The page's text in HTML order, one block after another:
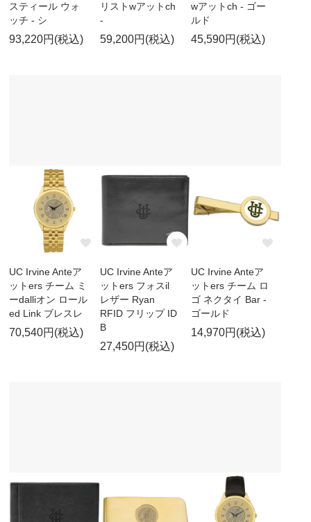
スティール ウォ
ッチ - シ
93,220円(税込)
リストwアットch
-
59,200円(税込)
wアットch - ゴー
ルド
45,590円(税込)
UC Irvine Anteア
ットers チーム ミ
ーdalliオン ロール
ed Link ブレスレ
70,540円(税込)
UC Irvine Anteア
ットers フォスil
レザー Ryan
RFID フリップ ID
B
27,450円(税込)
UC Irvine Anteア
ットers チーム ロ
ゴ ネクタイ Bar -
ゴールド
14,970円(税込)